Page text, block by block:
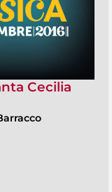
Cecilia